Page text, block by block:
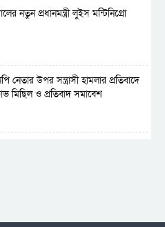
নতুন প্রধানমন্ত্রী লুইস মন্টিনিগ্রো
নেতার উপর সন্ত্রাসী হামলার প্রতিবাদে
মিছিল ও প্রতিবাদ সমাবেশ